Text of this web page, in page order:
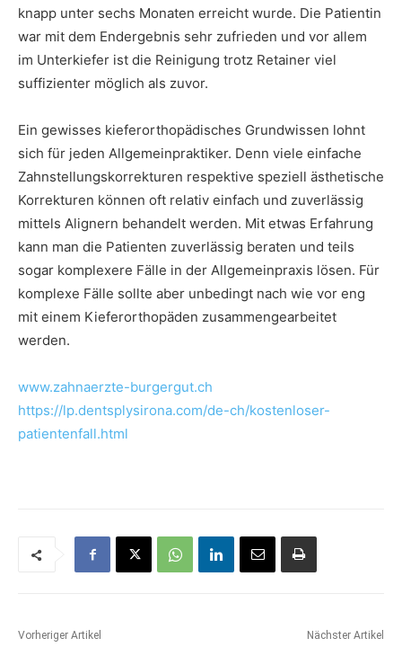
knapp unter sechs Monaten erreicht wurde. Die Patientin
war mit dem Endergebnis sehr zufrieden und vor allem
im Unterkiefer ist die Reinigung trotz Retainer viel
suffizienter möglich als zuvor.
Ein gewisses kieferorthopädisches Grundwissen lohnt
sich für jeden Allgemeinpraktiker. Denn viele einfache
Zahnstellungskorrekturen respektive speziell ästhetische
Korrekturen können oft relativ einfach und zuverlässig
mittels Alignern behandelt werden. Mit etwas Erfahrung
kann man die Patienten zuverlässig beraten und teils
sogar komplexere Fälle in der Allgemeinpraxis lösen. Für
komplexe Fälle sollte aber unbedingt nach wie vor eng
mit einem Kieferorthopäden zusammengearbeitet
werden.
www.zahnaerzte-burgergut.ch
https://lp.dentsplysirona.com/de-ch/kostenloser-
patientenfall.html
Vorheriger Artikel Nächster Artikel